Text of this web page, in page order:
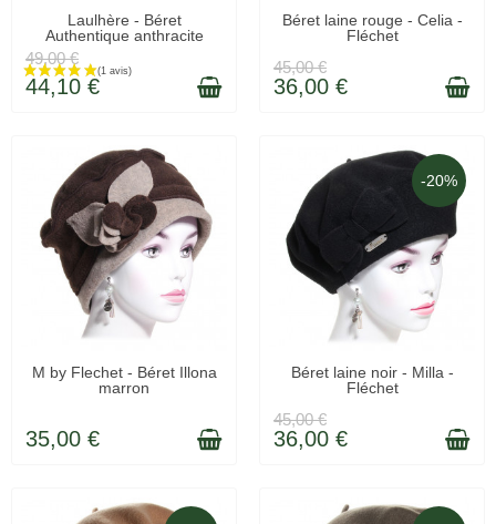
EN STOCK
Laulhère - Béret
Authentique anthracite
49,00 €
44,10 €
LIVRAISON 48H
Béret laine rouge - Celia -
Fléchet
45,00 €
36,00 €
EN STOCK
M by Flechet - Béret Illona
marron
35,00 €
-20%
LIVRAISON 48H
Béret laine noir - Milla -
Fléchet
45,00 €
36,00 €